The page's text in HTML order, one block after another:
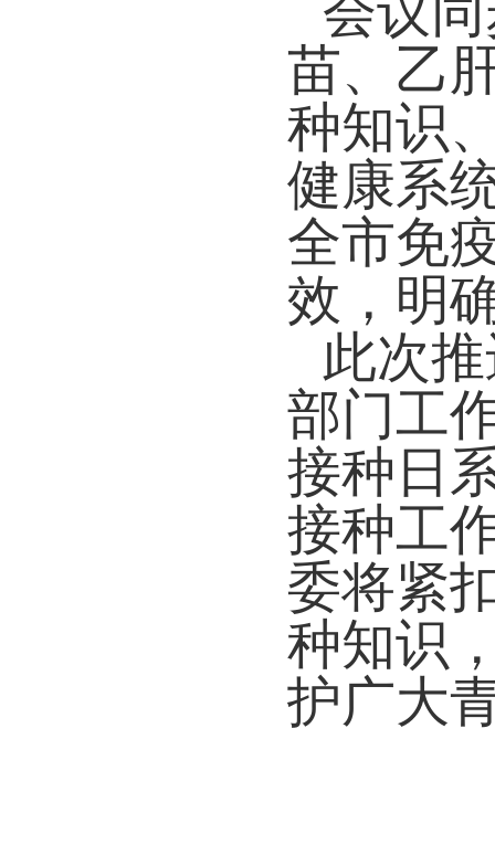
会议
苗、乙
种知识
健康系
全市免
效，明
此次
部门工
接种日
接种工
委将紧
种知识
护广大